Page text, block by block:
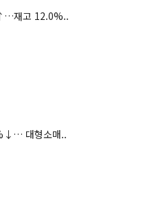
재고 12.0%..
대형소매..